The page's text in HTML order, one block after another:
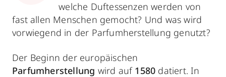
welche Duftessenzen werden von
fast allen Menschen gemocht? Und was wird
vorwiegend in der Parfumherstellung genutzt?
Der Beginn der europäischen
Parfumherstellung wird auf 1580 datiert. In